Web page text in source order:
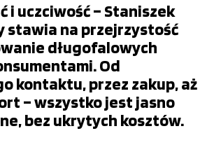
i uczciwość – Staniszek
stawia na przejrzystość
długofalowych
Od
kontaktu, przez zakup, aż
– wszystko jest jasno
bez ukrytych kosztów.